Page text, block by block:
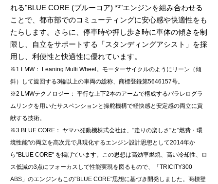
れる"BLUE CORE (ブルーコア) *³"エンジンを組み合わせる
ことで、都市部でのコミューティングに安心感や快適性をも
たらします。さらに、停車時や押し歩き時に車体の傾きを制
限し、自立をサポートする「スタンディングアシスト」を採
用し、利便性と快適性に優れています。
※1 LMW： Leaning Multi Wheel。モーターサイクルのようにリーン（傾
斜）して旋回する3輪以上の車両の総称、商標登録第5646157号。
※2 LMWテクノロジー： 平行な上下2本のアームで構成するパラレログラ
ムリンクを用いたサスペンションと操舵機構で軽快感と安定感の両立に貢
献する技術。
※3 BLUE CORE： ヤマハ発動機株式会社は、"走りの楽しさ"と"燃費・環
境性能"の両立を高次元で具現化するエンジン設計思想として2014年か
ら"BLUE CORE" を掲げています。この思想は高効率燃焼、高い冷却性、ロ
ス低減の3点にフォーカスして性能実現を図るもので、「TRICITY300
ABS」のエンジンもこの"BLUE CORE"思想に基づき開発しました。商標登